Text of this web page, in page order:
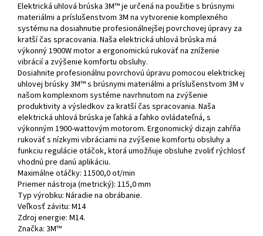
Elektrická uhlová brúska 3M™ je určená na použitie s brúsnymi
materiálmi a príslušenstvom 3M na vytvorenie komplexného
systému na dosiahnutie profesionálnejšej povrchovej úpravy za
kratší čas spracovania. Naša elektrická uhlová brúska má
výkonný 1900W motor a ergonomickú rukoväť na zníženie
vibrácií a zvýšenie komfortu obsluhy.
Dosiahnite profesionálnu povrchovú úpravu pomocou elektrickej
uhlovej brúsky 3M™ s brúsnymi materiálmi a príslušenstvom 3M v
našom komplexnom systéme navrhnutom na zvýšenie
produktivity a výsledkov za kratší čas spracovania. Naša
elektrická uhlová brúska je ľahká a ľahko ovládateľná, s
výkonným 1900-wattovým motorom. Ergonomický dizajn zahŕňa
rukoväť s nízkymi vibráciami na zvýšenie komfortu obsluhy a
funkciu regulácie otáčok, ktorá umožňuje obsluhe zvoliť rýchlosť
vhodnú pre danú aplikáciu.
Maximálne otáčky: 11500,0 ot/min
Priemer nástroja (metrický): 115,0 mm
Typ výrobku: Náradie na obrábanie.
Veľkosť závitu: M14
Zdroj energie: M14.
Značka: 3M™